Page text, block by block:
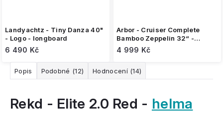
Landyachtz - Tiny Danza 40"
- Logo - longboard
6 490 Kč
Arbor - Cruiser Complete
Bamboo Zeppelin 32“ -
cruiser
4 999 Kč
Popis Podobné (12) Hodnocení (14)
Rekd - Elite 2.0 Red - helma